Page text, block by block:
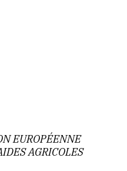
EUROPÉENNE
AGRICOLES